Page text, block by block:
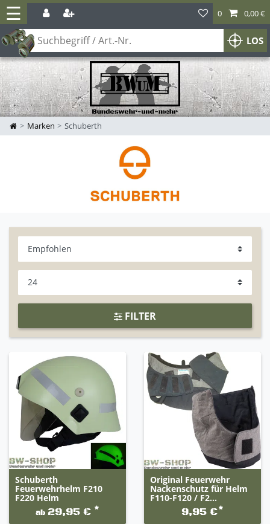
☰
LOS
0 0,00 €
Marken Schuberth
FILTER
Schuberth
Feuerwehrhelm F210
F220 Helm
ab 29,95 € *
Original Feuerwehr
Nackenschutz für Helm
F110-F120 / F2...
9,95 €*